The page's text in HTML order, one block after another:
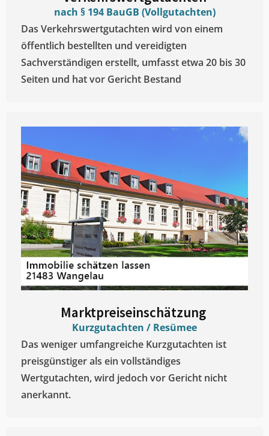
nach § 194 BauGB (Vollgutachten)
Das Verkehrswertgutachten wird von einem
öffentlich bestellten und vereidigten
Sachverständigen erstellt, umfasst etwa 20 bis 30
Seiten und hat vor Gericht Bestand
Marktpreiseinschätzung ​
Kurzgutachten / Resümee
Das weniger umfangreiche Kurzgutachten ist
preisgünstiger als ein vollständiges
Wertgutachten, wird jedoch vor Gericht nicht
anerkannt.